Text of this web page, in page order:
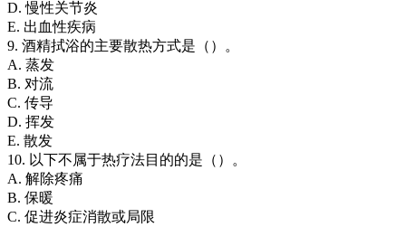
D. 慢性关节炎
E. 出血性疾病
9. 酒精拭浴的主要散热方式是（）。
A. 蒸发
B. 对流
C. 传导
D. 挥发
E. 散发
10. 以下不属于热疗法目的的是（）。
A. 解除疼痛
B. 保暖
C. 促进炎症消散或局限